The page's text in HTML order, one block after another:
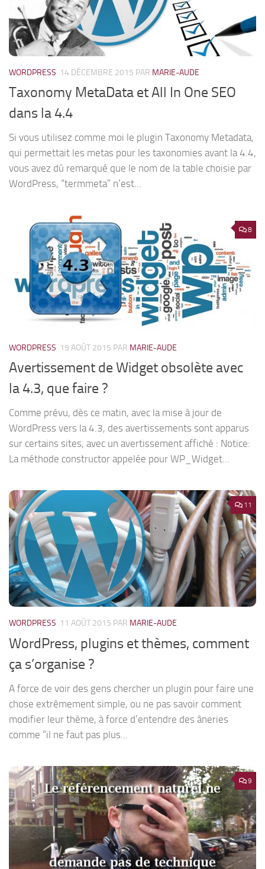
WORDPRESS 14 DÉCEMBRE 2015 PAR MARIE-AUDE
Taxonomy MetaData et All In One SEO
dans la 4.4
Si vous utilisez comme moi le plugin Taxonomy Metadata,
qui permettait les metas pour les taxonomies avant la 4.4,
vous avez dû remarqué que le nom de la table choisie par
WordPress, “termmeta” n’est...
8
WORDPRESS 19 AOÛT 2015 PAR MARIE-AUDE
Avertissement de Widget obsolète avec
la 4.3, que faire ?
Comme prévu, dès ce matin, avec la mise à jour de
WordPress vers la 4.3, des avertissements sont apparus
sur certains sites, avec un avertissement affiché : Notice:
La méthode constructor appelée pour WP_Widget...
11
WORDPRESS 11 AOÛT 2015 PAR MARIE-AUDE
WordPress, plugins et thèmes, comment
ça s’organise ?
A force de voir des gens chercher un plugin pour faire une
chose extrêmement simple, ou ne pas savoir comment
modifier leur thème, à force d’entendre des âneries
comme “il ne faut pas plus...
9